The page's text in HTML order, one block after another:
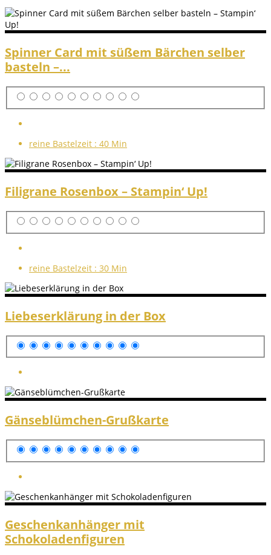
Spinner Card mit süßem Bärchen selber
basteln –...
reine Bastelzeit : 40 Min
Filigrane Rosenbox – Stampin‘ Up!
reine Bastelzeit : 30 Min
Liebeserklärung in der Box
Gänseblümchen-Grußkarte
Geschenkanhänger mit
Schokoladenfiguren